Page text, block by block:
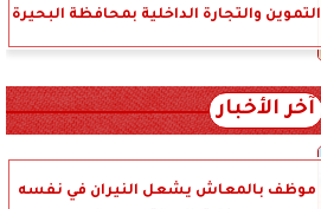
التموين والتجارة الداخلية بمحافظة البحيرة
آخر الأخبار
موظف بالمعاش يشعل النيران في نفسه